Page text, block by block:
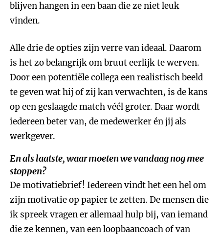
blijven hangen in een baan die ze niet leuk
vinden.
Alle drie de opties zijn verre van ideaal. Daarom
is het zo belangrijk om bruut eerlijk te werven.
Door een potentiële collega een realistisch beeld
te geven wat hij of zij kan verwachten, is de kans
op een geslaagde match véél groter. Daar wordt
iedereen beter van, de medewerker én jij als
werkgever.
En als laatste, waar moeten we vandaag nog mee
stoppen?
De motivatiebrief! Iedereen vindt het een hel om
zijn motivatie op papier te zetten. De mensen die
ik spreek vragen er allemaal hulp bij, van iemand
die ze kennen, van een loopbaancoach of van